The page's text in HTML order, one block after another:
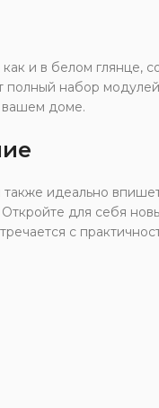
и в белом глянце,
набор
вашем доме.
идеально
для себя
с